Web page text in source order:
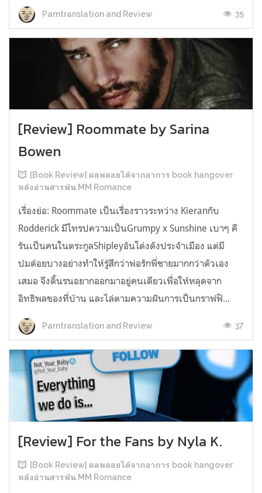
Parntranslation and Review 35
[Review] Roommate by Sarina
Bowen
[Book Review] ผลพลอยได้จากอาการ book hangover
หลังอ่านสารพัน MM Romance
เรื่องย่อ: Roommate เป็นเรื่องราวระหว่าง Kieranกับ
Rodderick มีโทรปความเป็นGrumpy x Sunshine เบาๆ คี
รันเป็นคนในตระกูลShipleyอันโด่งดังประจำเมือง แต่มี
ปมด้อยบางอย่างทำให้รู้สึกว่าพ่อรักพี่ชายมากกว่าตัวเอง
เสมอ จึงดิ้นรนอยากออกมาอยู่คนเดียวเพื่อให้หลุดจาก
อิทธิพลของที่บ้าน และไล่ตามความฝันการเป็นกราฟฟิ...
Parntranslation and Review 37
[Review] For the Fans by Nyla K.
[Book Review] ผลพลอยได้จากอาการ book hangover
หลังอ่านสารพัน MM Romance